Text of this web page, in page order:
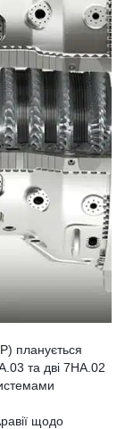
планується
та дві 7HA.02
щодо